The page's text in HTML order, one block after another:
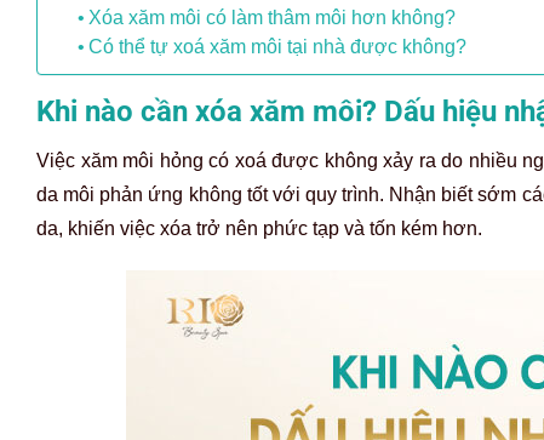
Xóa xăm môi có làm thâm môi hơn không?
Có thể tự xoá xăm môi tại nhà được không?
Khi nào cần xóa xăm môi? Dấu hiệu
Việc xăm môi hỏng có xoá được không xảy ra do nhiều
da môi phản ứng không tốt với quy trình. Nhận biết sớm
da, khiến việc xóa trở nên phức tạp và tốn kém hơn.